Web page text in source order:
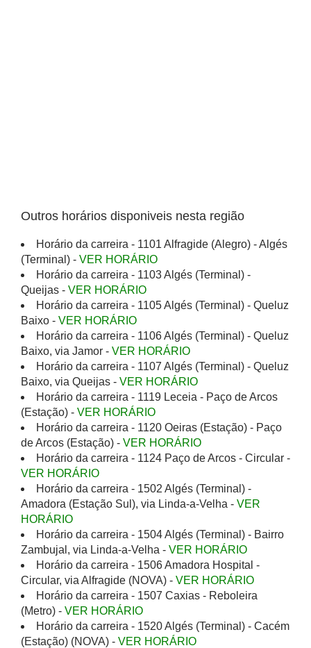
Outros horários disponiveis nesta região
Horário da carreira - 1101 Alfragide (Alegro) - Algés
(Terminal) - VER HORÁRIO
Horário da carreira - 1103 Algés (Terminal) -
Queijas - VER HORÁRIO
Horário da carreira - 1105 Algés (Terminal) - Queluz
Baixo - VER HORÁRIO
Horário da carreira - 1106 Algés (Terminal) - Queluz
Baixo, via Jamor - VER HORÁRIO
Horário da carreira - 1107 Algés (Terminal) - Queluz
Baixo, via Queijas - VER HORÁRIO
Horário da carreira - 1119 Leceia - Paço de Arcos
(Estação) - VER HORÁRIO
Horário da carreira - 1120 Oeiras (Estação) - Paço
de Arcos (Estação) - VER HORÁRIO
Horário da carreira - 1124 Paço de Arcos - Circular -
VER HORÁRIO
Horário da carreira - 1502 Algés (Terminal) -
Amadora (Estação Sul), via Linda-a-Velha - VER
HORÁRIO
Horário da carreira - 1504 Algés (Terminal) - Bairro
Zambujal, via Linda-a-Velha - VER HORÁRIO
Horário da carreira - 1506 Amadora Hospital -
Circular, via Alfragide (NOVA) - VER HORÁRIO
Horário da carreira - 1507 Caxias - Reboleira
(Metro) - VER HORÁRIO
Horário da carreira - 1520 Algés (Terminal) - Cacém
(Estação) (NOVA) - VER HORÁRIO